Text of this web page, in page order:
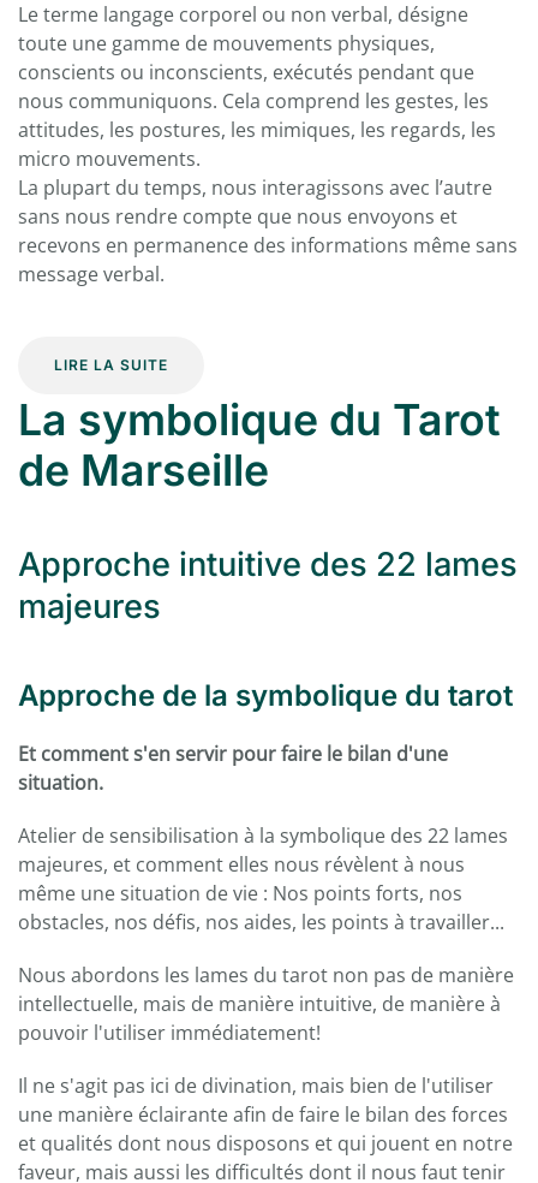
Le terme langage corporel ou non verbal, désigne
toute une gamme de mouvements physiques,
conscients ou inconscients, exécutés pendant que
nous communiquons. Cela comprend les gestes, les
attitudes, les postures, les mimiques, les regards, les
micro mouvements.
La plupart du temps, nous interagissons avec l’autre
sans nous rendre compte que nous envoyons et
recevons en permanence des informations même sans
message verbal.
LIRE LA SUITE
La symbolique du Tarot
de Marseille
Approche intuitive des 22 lames
majeures
Approche de la symbolique du tarot
Et comment s'en servir pour faire le bilan d'une
situation.
Atelier de sensibilisation à la symbolique des 22 lames
majeures, et comment elles nous révèlent à nous
même une situation de vie : Nos points forts, nos
obstacles, nos défis, nos aides, les points à travailler...
Nous abordons les lames du tarot non pas de manière
intellectuelle, mais de manière intuitive, de manière à
pouvoir l'utiliser immédiatement!
Il ne s'agit pas ici de divination, mais bien de l'utiliser
une manière éclairante afin de faire le bilan des forces
et qualités dont nous disposons et qui jouent en notre
faveur, mais aussi les difficultés dont il nous faut tenir